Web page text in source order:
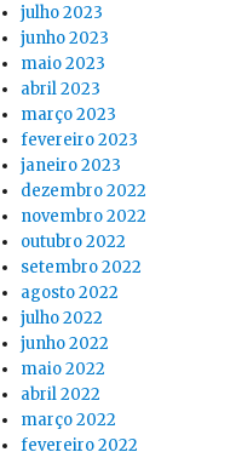
julho 2023
junho 2023
maio 2023
abril 2023
março 2023
fevereiro 2023
janeiro 2023
dezembro 2022
novembro 2022
outubro 2022
setembro 2022
agosto 2022
julho 2022
junho 2022
maio 2022
abril 2022
março 2022
fevereiro 2022